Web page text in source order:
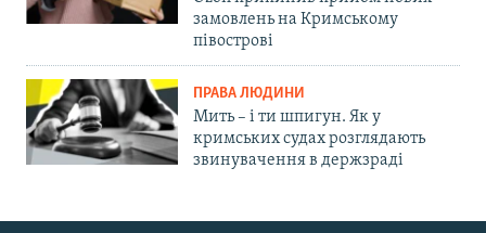
замовлень на Кримському
півострові
ПРАВА ЛЮДИНИ
Мить – і ти шпигун. Як у
кримських судах розглядають
звинувачення в держзраді